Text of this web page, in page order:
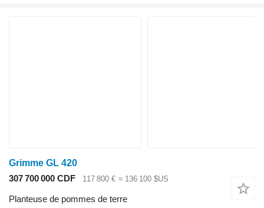
Grimme GL 420
307 700 000 CDF
117 800 € ≈ 136 100 $US
Planteuse de pommes de terre